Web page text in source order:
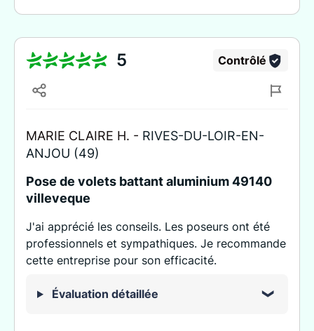
5 Contrôlé
MARIE CLAIRE H. - RIVES-DU-LOIR-EN-
ANJOU (49)
Pose de volets battant aluminium 49140
villeveque
J'ai apprécié les conseils. Les poseurs ont été
professionnels et sympathiques. Je recommande
cette entreprise pour son efficacité.
Évaluation détaillée